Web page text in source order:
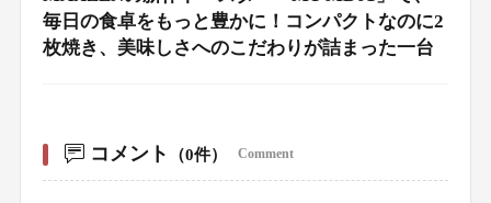
毎日の食卓をもっと豊かに！コンパクトなのに2
枚焼き、美味しさへのこだわりが詰まった一台
コメント （0件） Comment